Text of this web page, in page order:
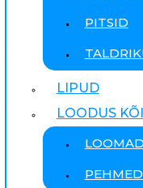
PITSID
LIPUD
LOODUS